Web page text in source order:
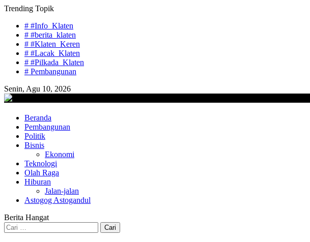
Skip
content
Trending Topik
# #Info_Klaten
# #berita_klaten
# #Klaten_Keren
# #Lacak_Klaten
# #Pilkada_Klaten
# Pembangunan
Senin, Agu 10, 2026
lacaknews.com
Lacak Gaya Baru
Beranda
Pembangunan
Politik
Bisnis
Ekonomi
Teknologi
Olah Raga
Hiburan
Jalan-jalan
Astogog Astogandul
Berita Hangat
Cari
untuk: